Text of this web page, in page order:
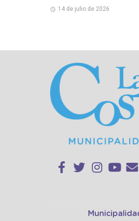
14 de julio de 2026